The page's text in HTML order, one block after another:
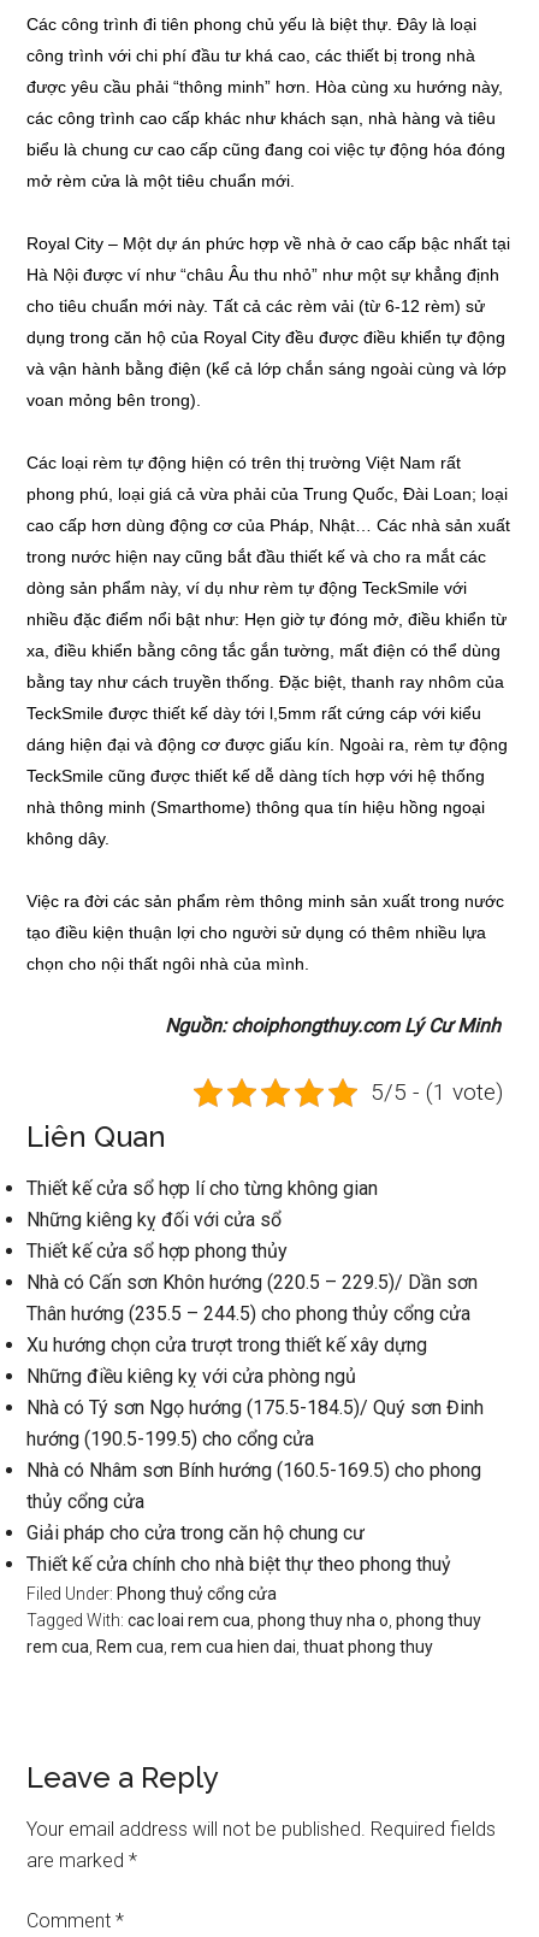
Các công trình đi tiên phong chủ yếu là biệt thự. Đây là loại
công trình với chi phí đầu tư khá cao, các thiết bị trong nhà
được yêu cầu phải “thông minh” hơn. Hòa cùng xu hướng này,
các công trình cao cấp khác như khách sạn, nhà hàng và tiêu
biểu là chung cư cao cấp cũng đang coi việc tự động hóa đóng
mở rèm cửa là một tiêu chuẩn mới.
Royal City – Một dự án phức hợp về nhà ở cao cấp bậc nhất tại
Hà Nội được ví như “châu Âu thu nhỏ” như một sự khẳng định
cho tiêu chuẩn mới này. Tất cả các rèm vải (từ 6-12 rèm) sử
dụng trong căn hộ của Royal City đều được điều khiển tự động
và vận hành bằng điện (kể cả lớp chắn sáng ngoài cùng và lớp
voan mỏng bên trong).
Các loại rèm tự động hiện có trên thị trường Việt Nam rất
phong phú, loại giá cả vừa phải của Trung Quốc, Đài Loan; loại
cao cấp hơn dùng động cơ của Pháp, Nhật… Các nhà sản xuất
trong nước hiện nay cũng bắt đầu thiết kế và cho ra mắt các
dòng sản phẩm này, ví dụ như rèm tự động TeckSmile với
nhiều đặc điểm nổi bật như: Hẹn giờ tự đóng mở, điều khiển từ
xa, điều khiển bằng công tắc gắn tường, mất điện có thể dùng
bằng tay như cách truyền thống. Đặc biệt, thanh ray nhôm của
TeckSmile được thiết kế dày tới l,5mm rất cứng cáp với kiểu
dáng hiện đại và động cơ được giấu kín. Ngoài ra, rèm tự động
TeckSmile cũng được thiết kế dễ dàng tích hợp với hệ thống
nhà thông minh (Smarthome) thông qua tín hiệu hồng ngoại
không dây.
Việc ra đời các sản phẩm rèm thông minh sản xuất trong nước
tạo điều kiện thuận lợi cho người sử dụng có thêm nhiều lựa
chọn cho nội thất ngôi nhà của mình.
Nguồn: choiphongthuy.com Lý Cư Minh
5/5 - (1 vote)
Liên Quan
Thiết kế cửa sổ hợp lí cho từng không gian
Những kiêng kỵ đối với cửa sổ
Thiết kế cửa sổ hợp phong thủy
Nhà có Cấn sơn Khôn hướng (220.5 – 229.5)/ Dần sơn
Thân hướng (235.5 – 244.5) cho phong thủy cổng cửa
Xu hướng chọn cửa trượt trong thiết kế xây dựng
Những điều kiêng kỵ với cửa phòng ngủ
Nhà có Tý sơn Ngọ hướng (175.5-184.5)/ Quý sơn Đinh
hướng (190.5-199.5) cho cổng cửa
Nhà có Nhâm sơn Bính hướng (160.5-169.5) cho phong
thủy cổng cửa
Giải pháp cho cửa trong căn hộ chung cư
Thiết kế cửa chính cho nhà biệt thự theo phong thuỷ
Filed Under: Phong thuỷ cổng cửa
Tagged With:cac loai rem cua ,phong thuy nha o ,phong thuy
rem cua Rem cua ,rem cua hien dai ,thuat phong thuy
Reader
Interactions
Leave a Reply
Your email address will not be published. Required fields
are marked*
Comment*